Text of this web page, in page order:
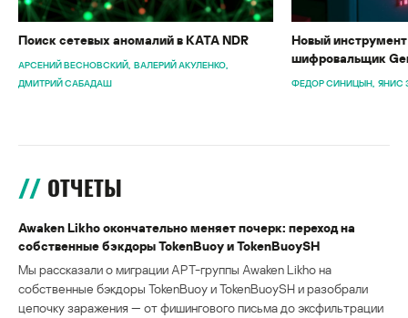
Поиск сетевых аномалий в KATA NDR
АРСЕНИЙ ВЕСНОВСКИЙ ВАЛЕРИЙ АКУЛЕНКО
ДМИТРИЙ САБАДАШ
Новый
шифровальщик
ФЕДОР СИНИЦЫН ЯНИС
ОТЧЕТЫ
Awaken Likho окончательно меняет почерк: переход на
собственные бэкдоры TokenBuoy и TokenBuoySH
Мы рассказали о миграции APT-группы Awaken Likho на
собственные бэкдоры TokenBuoy и TokenBuoySH и разобрали
цепочку заражения — от фишингового письма до эксфильтрации